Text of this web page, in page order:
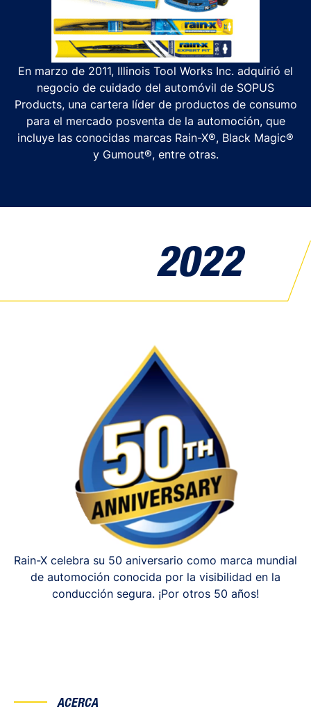
En marzo de 2011, Illinois Tool Works Inc. adquirió el
negocio de cuidado del automóvil de SOPUS
Products, una cartera líder de productos de consumo
para el mercado posventa de la automoción, que
incluye las conocidas marcas Rain-X®, Black Magic®
y Gumout®, entre otras.
2022
Rain-X celebra su 50 aniversario como marca mundial
de automoción conocida por la visibilidad en la
conducción segura. ¡Por otros 50 años!
ACERCA